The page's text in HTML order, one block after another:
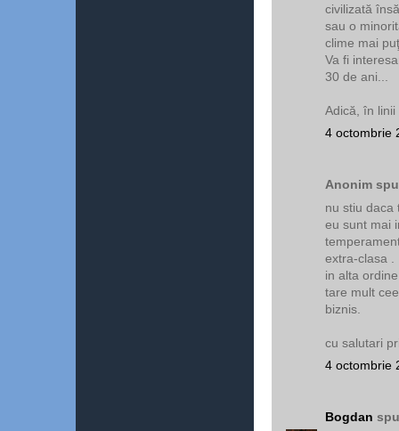
civilizată
sau o
clime mai
Va fi
30 de ani...
Adică, în
4 octombrie
Anonim
nu stiu daca
eu sunt mai
extra-clasa .
in alta
tare mult
biznis.
cu salutari
4 octombrie
Bogdan